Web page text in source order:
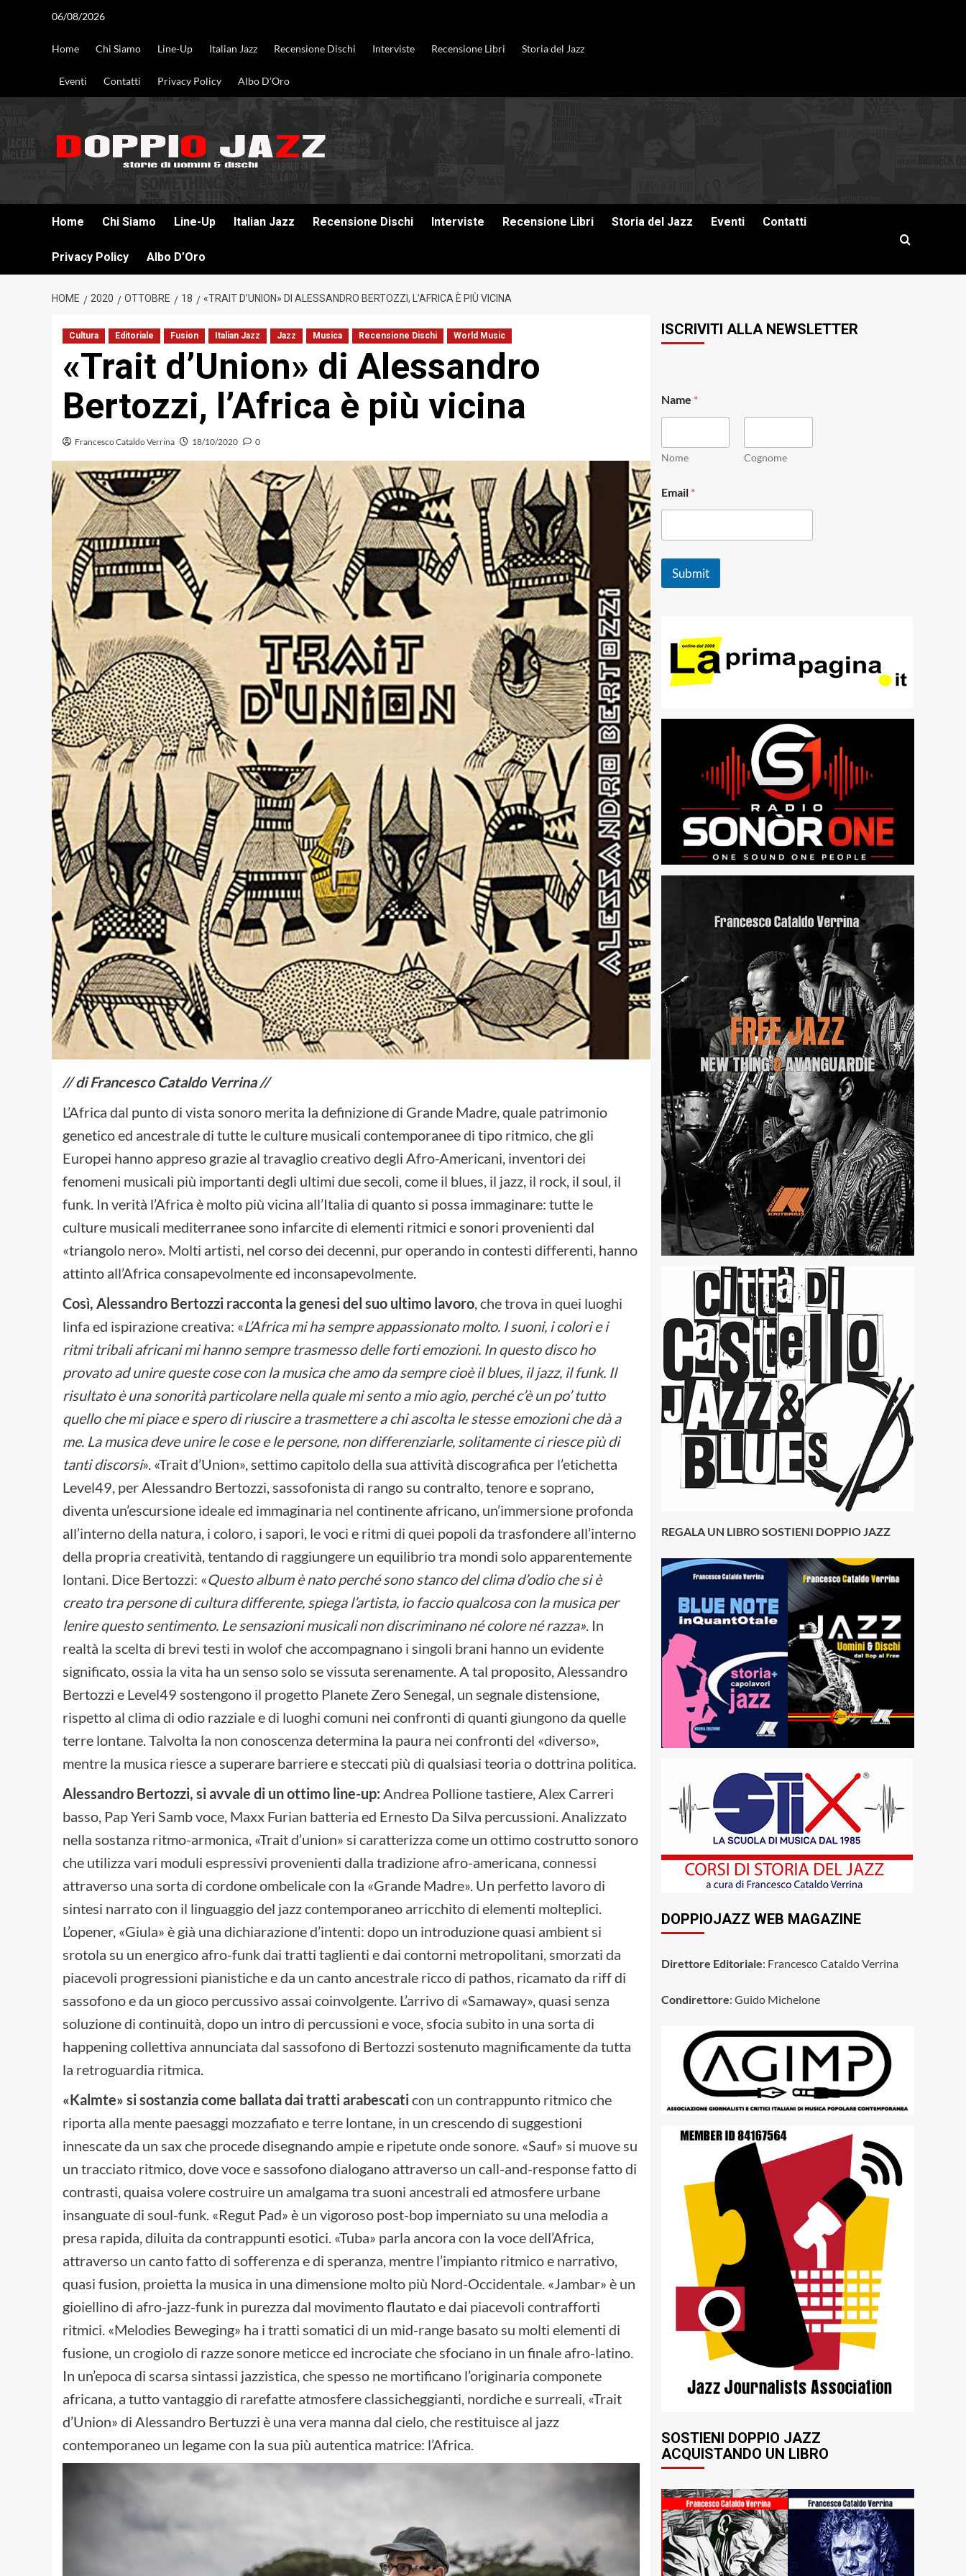
06/08/2026
Home Chi Siamo Line-Up Italian Jazz Recensione Dischi Interviste Recensione Libri Storia del Jazz
Eventi Contatti Privacy Policy Albo D’Oro
Home Chi Siamo Line-Up Italian Jazz Recensione Dischi Interviste Recensione Libri Storia del Jazz Eventi Contatti
Privacy Policy Albo D’Oro
HOME 2020 OTTOBRE 18 «TRAIT D’UNION» DI ALESSANDRO BERTOZZI, L’AFRICA È PIÙ VICINA
Cultura Editoriale Fusion Italian Jazz Jazz Musica Recensione Dischi World Music
«Trait d’Union» di Alessandro
Bertozzi, l’Africa è più vicina
Francesco Cataldo Verrina 18/10/2020 0
// di Francesco Cataldo Verrina //
L’Africa dal punto di vista sonoro merita la definizione di Grande Madre, quale patrimonio
genetico ed ancestrale di tutte le culture musicali contemporanee di tipo ritmico, che gli
Europei hanno appreso grazie al travaglio creativo degli Afro-Americani, inventori dei
fenomeni musicali più importanti degli ultimi due secoli, come il blues, il jazz, il rock, il soul, il
funk. In verità l’Africa è molto più vicina all’Italia di quanto si possa immaginare: tutte le
culture musicali mediterranee sono infarcite di elementi ritmici e sonori provenienti dal
«triangolo nero». Molti artisti, nel corso dei decenni, pur operando in contesti differenti, hanno
attinto all’Africa consapevolmente ed inconsapevolmente.
Così, Alessandro Bertozzi racconta la genesi del suo ultimo lavoro, che trova in quei luoghi
linfa ed ispirazione creativa: «L’Africa mi ha sempre appassionato molto. I suoni, i colori e i
ritmi tribali africani mi hanno sempre trasmesso delle forti emozioni. In questo disco ho
provato ad unire queste cose con la musica che amo da sempre cioè il blues, il jazz, il funk. Il
risultato è una sonorità particolare nella quale mi sento a mio agio, perché c’è un po’ tutto
quello che mi piace e spero di riuscire a trasmettere a chi ascolta le stesse emozioni che dà a
me. La musica deve unire le cose e le persone, non differenziarle, solitamente ci riesce più di
tanti discorsi». «Trait d’Union», settimo capitolo della sua attività discografica per l’etichetta
Level49, per Alessandro Bertozzi, sassofonista di rango su contralto, tenore e soprano,
diventa un’escursione ideale ed immaginaria nel continente africano, un’immersione profonda
all’interno della natura, i coloro, i sapori, le voci e ritmi di quei popoli da trasfondere all’interno
della propria creatività, tentando di raggiungere un equilibrio tra mondi solo apparentemente
lontani. Dice Bertozzi: «Questo album è nato perché sono stanco del clima d’odio che si è
creato tra persone di cultura differente, spiega l’artista, io faccio qualcosa con la musica per
lenire questo sentimento. Le sensazioni musicali non discriminano né colore né razza». In
realtà la scelta di brevi testi in wolof che accompagnano i singoli brani hanno un evidente
significato, ossia la vita ha un senso solo se vissuta serenamente. A tal proposito, Alessandro
Bertozzi e Level49 sostengono il progetto Planete Zero Senegal, un segnale distensione,
rispetto al clima di odio razziale e di luoghi comuni nei confronti di quanti giungono da quelle
terre lontane. Talvolta la non conoscenza determina la paura nei confronti del «diverso»,
mentre la musica riesce a superare barriere e steccati più di qualsiasi teoria o dottrina politica.
Alessandro Bertozzi, si avvale di un ottimo line-up: Andrea Pollione tastiere, Alex Carreri
basso, Pap Yeri Samb voce, Maxx Furian batteria ed Ernesto Da Silva percussioni. Analizzato
nella sostanza ritmo-armonica, «Trait d’union» si caratterizza come un ottimo costrutto sonoro
che utilizza vari moduli espressivi provenienti dalla tradizione afro-americana, connessi
attraverso una sorta di cordone ombelicale con la «Grande Madre». Un perfetto lavoro di
sintesi narrato con il linguaggio del jazz contemporaneo arricchito di elementi molteplici.
L’opener, «Giula» è già una dichiarazione d’intenti: dopo un introduzione quasi ambient si
srotola su un energico afro-funk dai tratti taglienti e dai contorni metropolitani, smorzati da
piacevoli progressioni pianistiche e da un canto ancestrale ricco di pathos, ricamato da riff di
sassofono e da un gioco percussivo assai coinvolgente. L’arrivo di «Samaway», quasi senza
soluzione di continuità, dopo un intro di percussioni e voce, sfocia subito in una sorta di
happening collettiva annunciata dal sassofono di Bertozzi sostenuto magnificamente da tutta
la retroguardia ritmica.
«Kalmte» si sostanzia come ballata dai tratti arabescaticon un contrappunto ritmico che
riporta alla mente paesaggi mozzafiato e terre lontane, in un crescendo di suggestioni
innescate da un sax che procede disegnando ampie e ripetute onde sonore. «Sauf» si muove su
un tracciato ritmico, dove voce e sassofono dialogano attraverso un call-and-response fatto di
contrasti, quaisa volere costruire un amalgama tra suoni ancestrali ed atmosfere urbane
insanguate di soul-funk. «Regut Pad» è un vigoroso post-bop imperniato su una melodia a
presa rapida, diluita da contrappunti esotici. «Tuba» parla ancora con la voce dell’Africa,
attraverso un canto fatto di sofferenza e di speranza, mentre l’impianto ritmico e narrativo,
quasi fusion, proietta la musica in una dimensione molto più Nord-Occidentale. «Jambar» è un
gioiellino di afro-jazz-funk in purezza dal movimento flautato e dai piacevoli contrafforti
ritmici. «Melodies Beweging» ha i tratti somatici di un mid-range basato su molti elementi di
fusione, un crogiolo di razze sonore meticce ed incrociate che sfociano in un finale afro-latino.
In un’epoca di scarsa sintassi jazzistica, che spesso ne mortificano l’originaria componete
africana, a tutto vantaggio di rarefatte atmosfere classicheggianti, nordiche e surreali, «Trait
d’Union» di Alessandro Bertuzzi è una vera manna dal cielo, che restituisce al jazz
contemporaneo un legame con la sua più autentica matrice: l’Africa.
ISCRIVITI ALLA NEWSLETTER
Name *
Nome Cognome
m
a
l
*
Email *
Submit
REGALA UN LIBRO SOSTIENI DOPPIO JAZZ
DOPPIOJAZZ WEB MAGAZINE
Direttore Editoriale: Francesco Cataldo Verrina
Condirettore: Guido Michelone
SOSTIENI DOPPIO JAZZ
ACQUISTANDO UN LIBRO